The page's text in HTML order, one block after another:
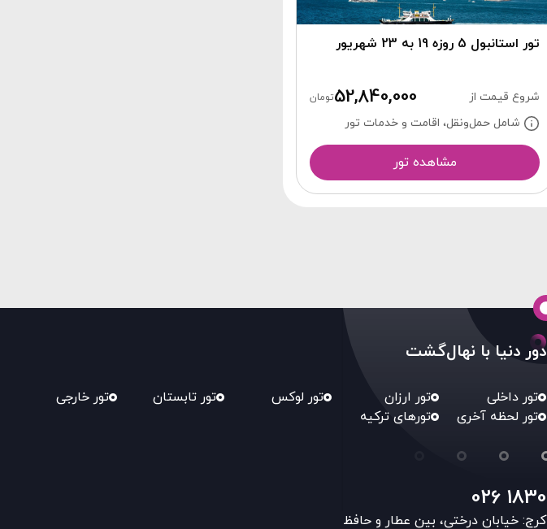
تور استانبول 5 روزه 19 به 23 شهریور
شروع قیمت از 52,840,000تومان
شامل حمل‌ونقل، اقامت و خدمات تور
مشاهده تور
دور دنیا با نهال‌گشت
تور داخلی تور ارزان تور لوکس تور تابستان
تور خارجی
تور لحظه آخری
تورهای ترکیه
026 1830
کرج: خیابان درختی، بین عطار و حافظ